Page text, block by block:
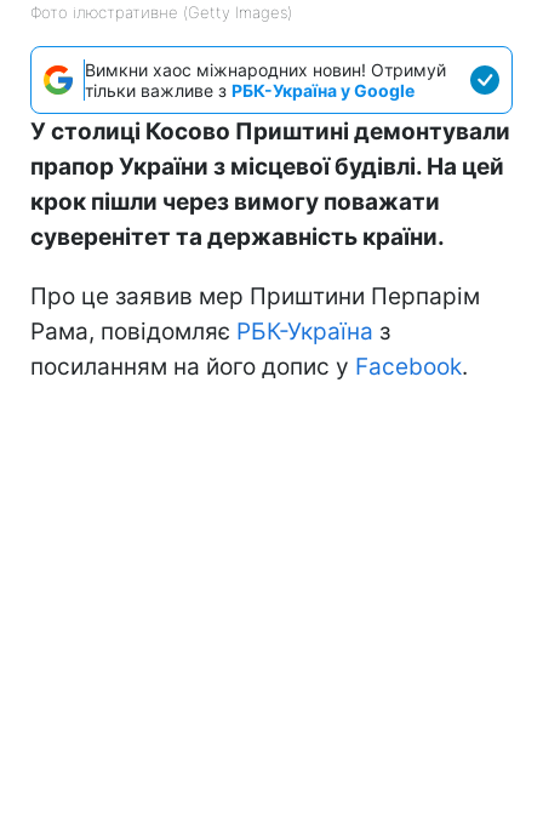
Фото ілюстративне (Getty Images)
Вимкни хаос міжнародних новин! Отримуй
тільки важливе з РБК-Україна у Google
У столиці Косово Приштині демонтували
прапор України з місцевої будівлі. На цей
крок пішли через вимогу поважати
суверенітет та державність країни.
Про це заявив мер Приштини Перпарім
Рама, повідомляє РБК-Україна з
посиланням на його допис у Facebook.